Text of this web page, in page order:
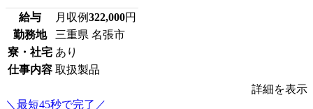
給与 月収例322,000円
勤務地
三重県 名張市
寮・社宅 あり
仕事内容 取扱製品
詳細を表示
＼最短45秒で完了／